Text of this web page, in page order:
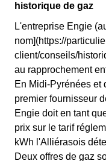
historique de gaz
L'entreprise Engie
nom](https://
client/conseils/
au rapprochement
En Midi-Pyrénées et
premier fournisseur
Engie doit en tant
prix sur le tarif
kWh l'Alliérasois
Deux offres de gaz